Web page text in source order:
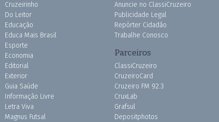
Cruzeirinho
Do Leitor
Educação
Educa Mais Brasil
Esporte
Economia
Editorial
Exterior
Guia Saúde
Informação Livre
Letra Viva
Magnus Futsal
Anuncie no ClassiCruzeiro
Publicidade Legal
Repórter Cidadão
Trabalhe Conosco
Parceiros
ClassiCruzeiro
CruzeiroCard
Cruzeiro FM 92.3
CruxLab
Grafsul
Depositphotos